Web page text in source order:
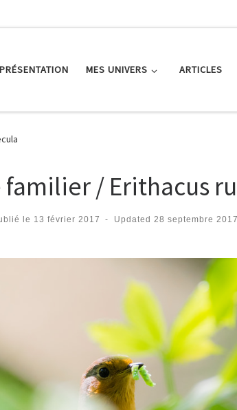
PRÉSENTATION MES UNIVERS ARTICLES
familier / Erithacus
le 13 février 2017 - Updated28 septembre 2017